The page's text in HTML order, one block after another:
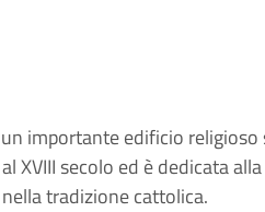
importante edificio
XVIII secolo ed è dedicata
tradizione cattolica.